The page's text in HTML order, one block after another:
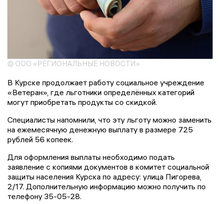
© ООО «РЕГИОНАЛЬНЫЕ НОВОСТИ»
В Курске продолжает работу социальное учреждение
«Ветеран», где льготники определённых категорий
могут приобретать продукты со скидкой.
Специалисты напомнили, что эту льготу можно заменить
на ежемесячную денежную выплату в размере 725
рублей 56 копеек.
Для оформления выплаты необходимо подать
заявление с копиями документов в комитет социальной
защиты населения Курска по адресу: улица Пигорева,
2/17. Дополнительную информацию можно получить по
телефону 35-05-28.